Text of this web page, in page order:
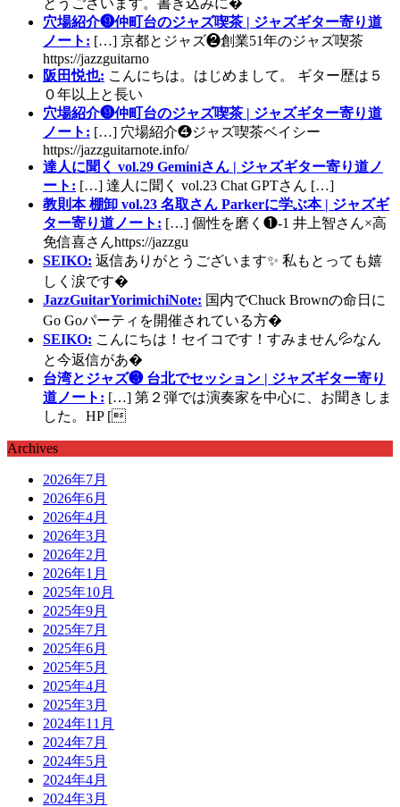
穴場紹介❾仲町台のジャズ喫茶 | ジャズギター寄り道
ノート: […] 京都とジャズ❷創業51年のジャズ喫茶
https://jazzguitarno
阪田悦也: こんにちは。はじめまして。 ギター歴は５
０年以上と長い
穴場紹介❾仲町台のジャズ喫茶 | ジャズギター寄り道
ノート: […] 穴場紹介❹ジャズ喫茶ベイシー
https://jazzguitarnote.info/
達人に聞く vol.29 Geminiさん | ジャズギター寄り道ノ
ート: […] 達人に聞く vol.23 Chat GPTさん […]
教則本 棚卸 vol.23 名取さん Parkerに学ぶ本 | ジャズギ
ター寄り道ノート: […] 個性を磨く❶-1 井上智さん×高
免信喜さんhttps://jazzgu
SEIKO: 返信ありがとうございます✨ 私もとっても嬉
しく涙です�
JazzGuitarYorimichiNote: 国内でChuck Brownの命日に
Go Goパーティを開催されている方�
SEIKO: こんにちは！セイコです！すみません💦なん
と今返信があ�
台湾とジャズ❸ 台北でセッション | ジャズギター寄り
道ノート: […] 第２弾では演奏家を中心に、お聞きしま
した。HP [
Archives
2026年7月
2026年6月
2026年4月
2026年3月
2026年2月
2026年1月
2025年10月
2025年9月
2025年7月
2025年6月
2025年5月
2025年4月
2025年3月
2024年11月
2024年7月
2024年5月
2024年4月
2024年3月